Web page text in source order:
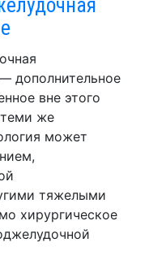
дополнительное
вне этого
же
может
тяжелыми
хирургическое